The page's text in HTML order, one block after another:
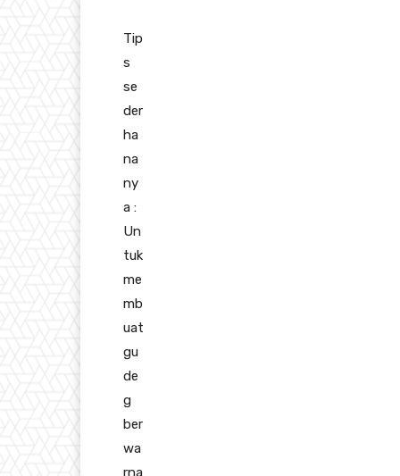
Tip
s
se
der
ha
na
ny
a :
Un
tuk
me
mb
uat
gu
de
g
ber
wa
rna